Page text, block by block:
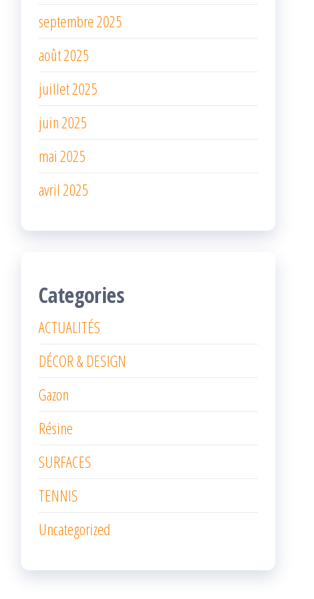
septembre 2025
août 2025
juillet 2025
juin 2025
mai 2025
avril 2025
Categories
ACTUALITÉS
DÉCOR & DESIGN
Gazon
Résine
SURFACES
TENNIS
Uncategorized